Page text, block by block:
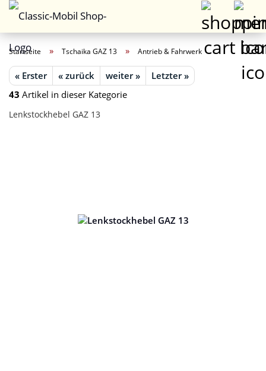
Startseite » Tschaika GAZ 13 » Antrieb & Fahrwerk
« Erster « zurück weiter »
Letzter »
43 Artikel in dieser Kategorie
Lenkstockhebel GAZ 13